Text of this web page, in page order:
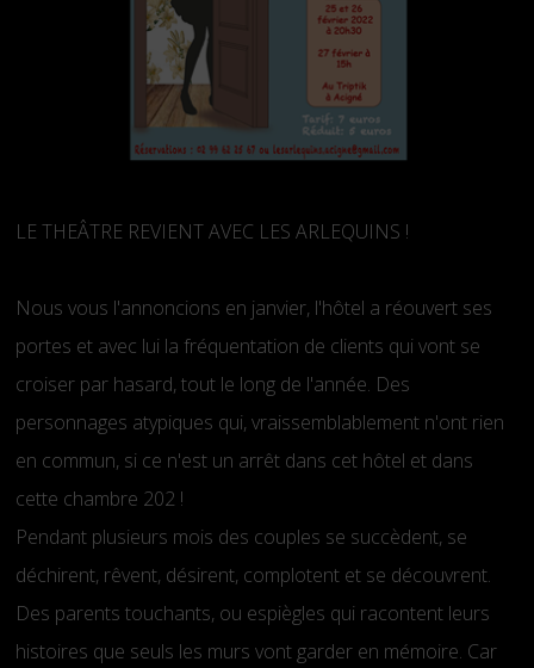
LE THEÂTRE REVIENT AVEC LES ARLEQUINS !
Nous vous l'annoncions en janvier, l'hôtel a réouvert ses
portes et avec lui la fréquentation de clients qui vont se
croiser par hasard, tout le long de l'année. Des
personnages atypiques qui, vraissemblablement n'ont rien
en commun, si ce n'est un arrêt dans cet hôtel et dans
cette chambre 202 !
Pendant plusieurs mois des couples se succèdent, se
déchirent, rêvent, désirent, complotent et se découvrent.
Des parents touchants, ou espiègles qui racontent leurs
histoires que seuls les murs vont garder en mémoire. Car